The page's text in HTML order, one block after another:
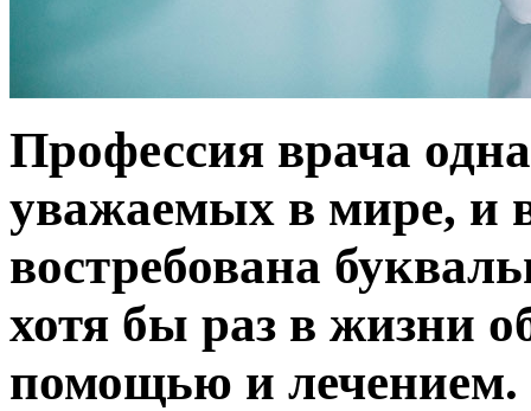
Профессия врача
уважаемых в мире, и
востребована
хотя бы раз в жизни
помощью и лечением.